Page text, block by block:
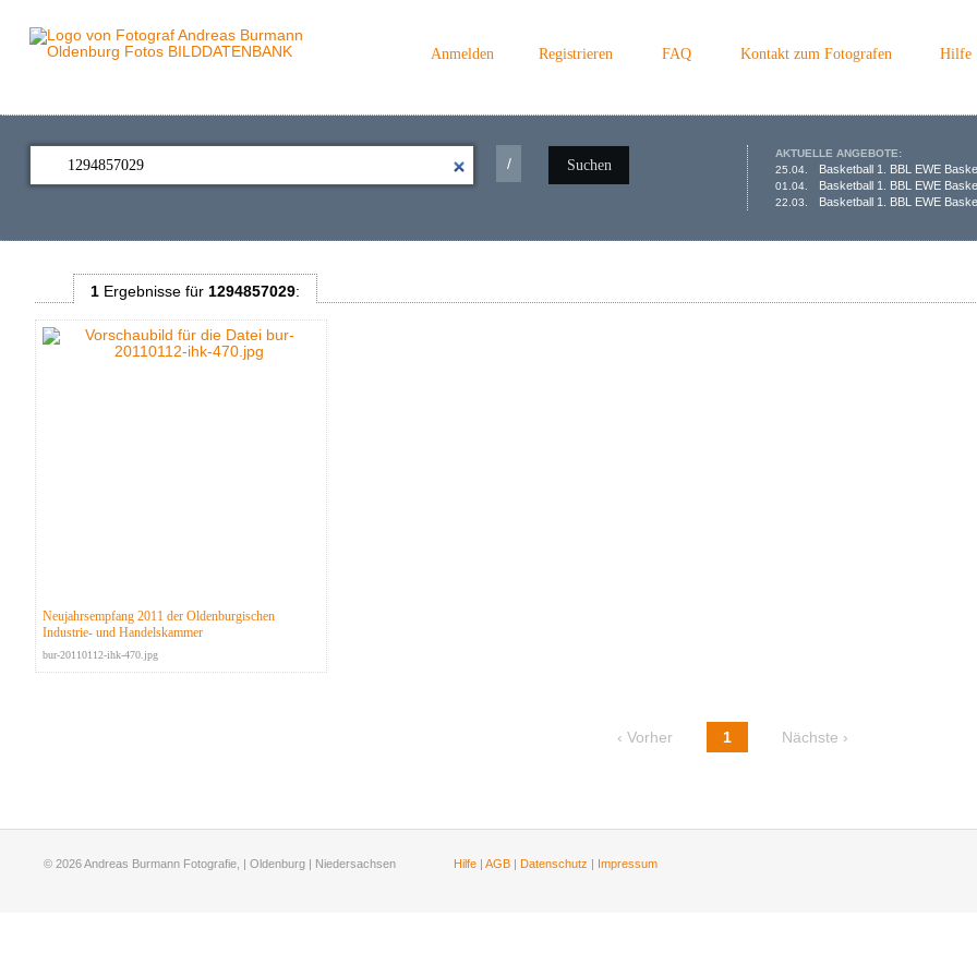
Anmelden Registrieren FAQ Kontakt zum Fotografen Hilfe
/ Suchen
AKTUELLE ANGEBOTE:
25.04.
Basketball 1. BBL EWE
01.04. Basketball 1. BBL EWE
22.03. Basketball 1. BBL EWE
1Ergebnisse für 1294857029:
Neujahrsempfang 2011 der Oldenburgischen
Industrie- und Handelskammer
bur-20110112-ihk-470.jpg
‹ Vorher 1 Nächste ›
© 2026 Andreas Burmann Fotografie, | Oldenburg | Niedersachsen Hilfe AGB Datenschutz Impressum